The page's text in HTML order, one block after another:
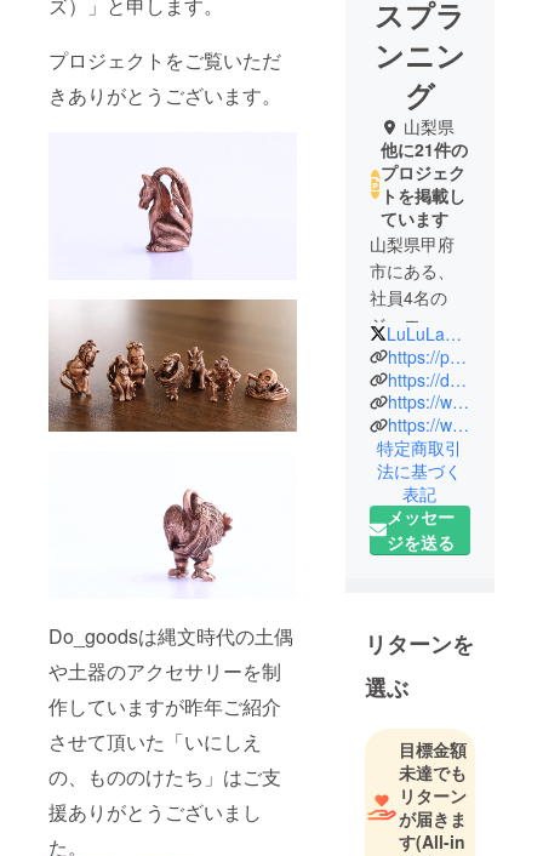
プロジェクトをご覧いただ
きありがとうございます。
Do_goodsは縄文時代の土偶
や土器のアクセサリーを制
作していますが昨年ご紹介
させて頂いた「いにしえ
の、もののけたち」はご支
援ありがとうございまし
た。
スプラ
ンニン
グ
山梨県
他に21件の
プロジェク
トを掲載し
ています
山梨県甲府
市にある、
社員4名の
ジュエ
リー・アク
セサリーの
企画製造会
社です。
私たちは宝
飾の街『甲
府』の強み
をいかし、
して、お客
様のご要望
に最も適し
た人選を
し、作品を
トータルプ
ロデュース
していま
LuLuLa_peace
https://ps-planning.jp/
https://dogoods.base.shop/
https://www.creema.jp/c/lulula
https://wanoro.base.shop/
特定商取引
法に基づく
表記
メッセー
ジを送る
リターンを
選ぶ
目標金額
未達でも
リターン
が届きま
す(All-in